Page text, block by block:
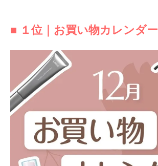
■ １位｜お買い物カレンダー